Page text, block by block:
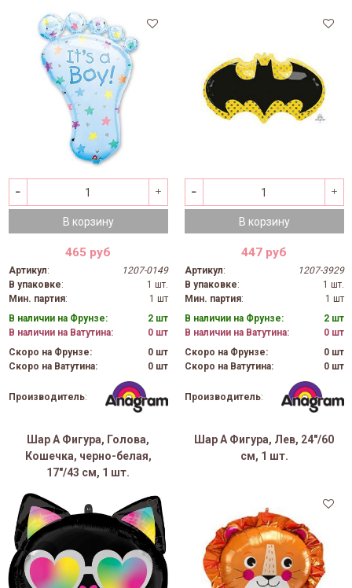
В корзину
465 руб
Артикул:
1207-0149
В упаковке:
1 шт.
Мин. партия:
1 шт
В наличии на Фрунзе:
2 шт
В наличии на Ватутина:
0 шт
Скоро на Фрунзе:
0 шт
Скоро на Ватутина:
0 шт
Производитель:
В корзину
447 руб
Артикул:
1207-3929
В упаковке:
1 шт.
Мин. партия:
1 шт
В наличии на Фрунзе:
2 шт
В наличии на Ватутина:
0 шт
Скоро на Фрунзе:
0 шт
Скоро на Ватутина:
0 шт
Производитель:
Шар А Фигура, Голова,
Кошечка, черно-белая,
17"/43 см, 1 шт.
Шар А Фигура, Лев, 24"/60
см, 1 шт.